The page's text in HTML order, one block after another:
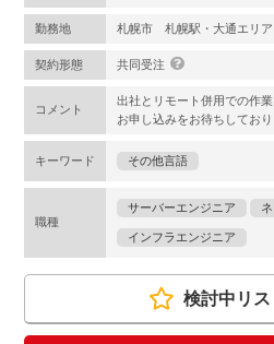
勤務地 札幌市 札幌駅・大通エリア
契約形態 共同受注
コメント
出社とリモート併用での作業
お申し込みをお待ちしており
キーワード その他言語
職種
サーバーエンジニア
インフラエンジニア
検討中リ